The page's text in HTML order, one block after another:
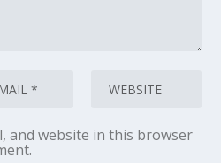
and website in this browser